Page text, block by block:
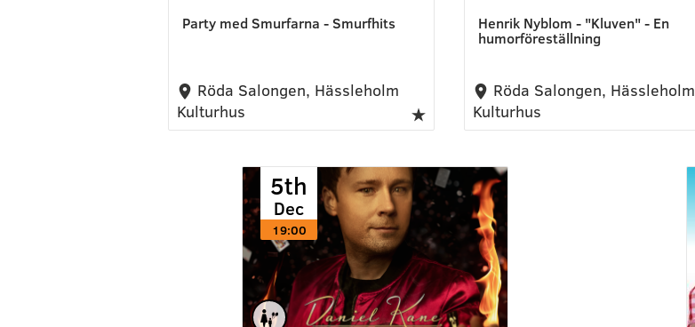
Party med Smurfarna - Smurfhits
Röda Salongen, Hässleholm
Kulturhus
Henrik Nyblom - "Kluven" - En
humorföreställning
Röda Salongen, Hässleholm
Kulturhus
5th
Dec
19:00